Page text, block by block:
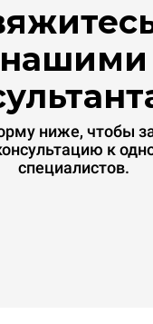
нашими
ниже, чтобы
к
специалистов.